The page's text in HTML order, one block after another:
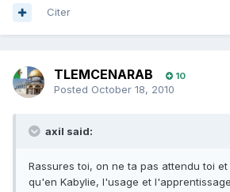
Citer
TLEMCENARAB 10
Posted October 18, 2010
axil said:
Rassures toi, on ne ta pas attendu toi
qu'en Kabylie, l'usage et